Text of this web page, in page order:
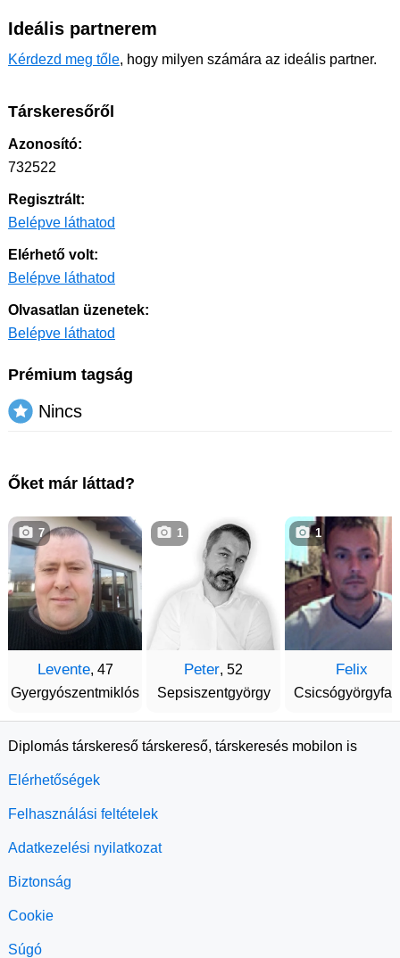
Ideális partnerem
Kérdezd meg tőle, hogy milyen számára az ideális partner.
Társkeresőről
Azonosító:
732522
Regisztrált:
Belépve láthatod
Elérhető volt:
Belépve láthatod
Olvasatlan üzenetek:
Belépve láthatod
Prémium tagság
Nincs
Őket már láttad?
Levente, 47
Gyergyószentmiklós
7
Peter, 52
Sepsiszentgyörgy
1
Felix
1
Diplomás társkereső társkereső, társkeresés mobilon is
Elérhetőségek
Felhasználási feltételek
Adatkezelési nyilatkozat
Biztonság
Cookie
Súgó